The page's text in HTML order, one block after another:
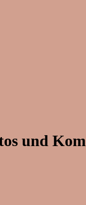
und